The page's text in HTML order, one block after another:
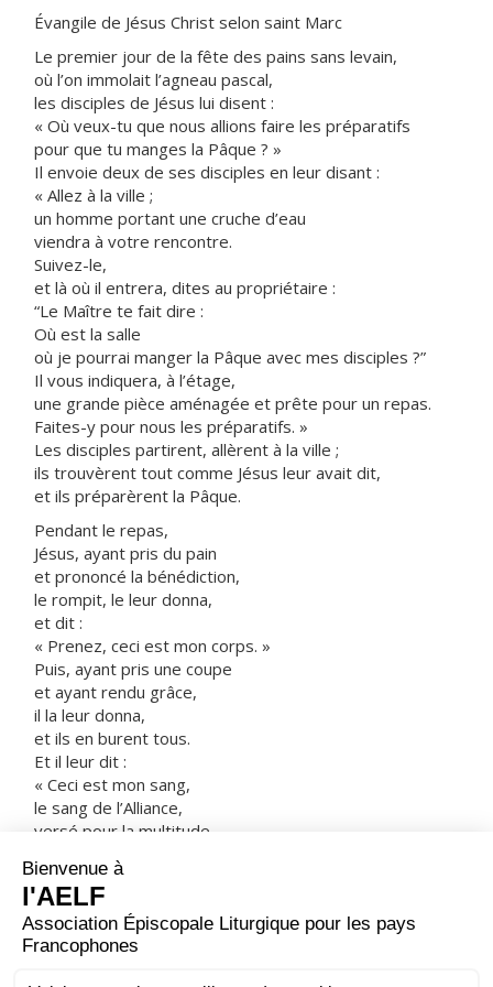
Évangile de Jésus Christ selon saint Marc
Le premier jour de la fête des pains sans levain,
où l’on immolait l’agneau pascal,
les disciples de Jésus lui disent :
« Où veux-tu que nous allions faire les préparatifs
pour que tu manges la Pâque ? »
Il envoie deux de ses disciples en leur disant :
« Allez à la ville ;
un homme portant une cruche d’eau
viendra à votre rencontre.
Suivez-le,
et là où il entrera, dites au propriétaire :
“Le Maître te fait dire :
Où est la salle
où je pourrai manger la Pâque avec mes disciples ?”
Il vous indiquera, à l’étage,
une grande pièce aménagée et prête pour un repas.
Faites-y pour nous les préparatifs. »
Les disciples partirent, allèrent à la ville ;
ils trouvèrent tout comme Jésus leur avait dit,
et ils préparèrent la Pâque.
Pendant le repas,
Jésus, ayant pris du pain
et prononcé la bénédiction,
le rompit, le leur donna,
et dit :
« Prenez, ceci est mon corps. »
Puis, ayant pris une coupe
et ayant rendu grâce,
il la leur donna,
et ils en burent tous.
Et il leur dit :
« Ceci est mon sang,
le sang de l’Alliance,
versé pour la multitude.
je ne boirai plus du fruit de la vigne,
jusqu’au jour où je le boirai, nouveau,
dans le royaume de Dieu. »
Après avoir chanté les psaumes,
ils partirent pour le mont des Oliviers.